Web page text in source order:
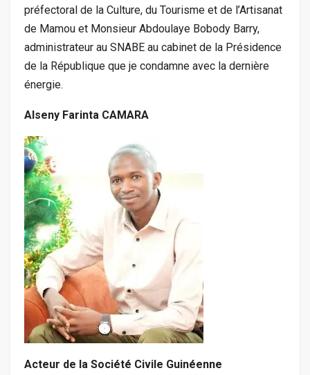
préfectoral de la Culture, du Tourisme et de l’Artisanat
de Mamou et Monsieur Abdoulaye Bobody Barry,
administrateur au SNABE au cabinet de la Présidence
de la République que je condamne avec la dernière
énergie.
Alseny Farinta CAMARA
Acteur de la Société Civile Guinéenne